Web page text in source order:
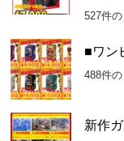
527件
■ワン
488件
新作